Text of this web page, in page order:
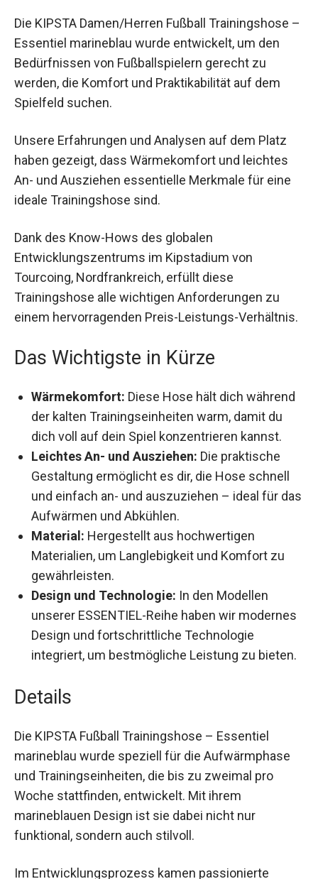
– Essentiel marineblau wurde entwickelt, um den
Bedürfnissen von Fußballspielern gerecht zu
werden, die Komfort und Praktikabilität auf dem
Spielfeld suchen.
haben gezeigt, dass Wärmekomfort und leichtes
An- und Ausziehen essentielle Merkmale für eine
ideale Trainingshose sind.
Entwicklungszentrums im Kipstadium von
Tourcoing, Nordfrankreich, erfüllt diese
Trainingshose alle wichtigen Anforderungen zu
einem hervorragenden Preis-Leistungs-
Verhältnis.
Das Wichtigste in Kürze
Wärmekomfort: Diese Hose hält dich
während der kalten Trainingseinheiten warm,
damit du dich voll auf dein Spiel konzentrieren
kannst.
Leichtes An- und Ausziehen:Die praktische
Gestaltung ermöglicht es dir, die Hose schnell
und einfach an- und auszuziehen – ideal für
das Aufwärmen und Abkühlen.
Material:Hergestellt aus hochwertigen
Materialien, um Langlebigkeit und Komfort zu
gewährleisten.
Design und Technologie:In den Modellen
unserer ESSENTIEL-Reihe haben wir
modernes Design und fortschrittliche
Leistung zu bieten.
Details
Die KIPSTA Fußball Trainingshose – Essentiel
marineblau wurde speziell für die Aufwärmphase
und Trainingseinheiten, die bis zu zweimal pro
Woche stattfinden, entwickelt. Mit ihrem
marineblauen Design ist sie dabei nicht nur